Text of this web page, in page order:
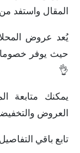
المقال واستفد
يُعد عروض
حيث يوفر
👌
يمكنك متابعة
العروض
تابع باقي